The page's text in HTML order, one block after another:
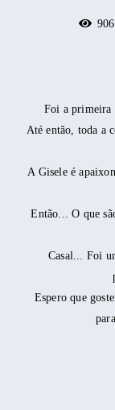
906
Foi a primeira
Até então, toda a
A Gisele é
Então... O que
Casal... Foi
Espero que